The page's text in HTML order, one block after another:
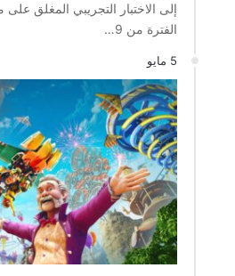
إلى الاختبار التجريبي المغلق
الفترة من 9…
5 مايو